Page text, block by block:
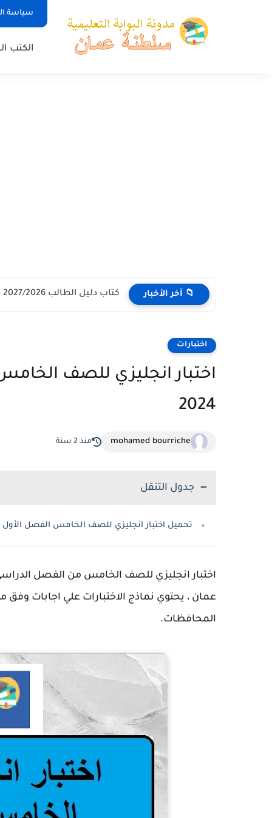
سياسة
الكتب
📁 آخر الأخبار كتاب دليل الطالب 2027/2026 - مركز القبول الموحد وزارة التعليم...
اختبارات
2024
mohamed bourriche منذ 2 سنة
جدول التنقل
تحميل اختبار انجليزي للصف الخامس الفصل الأول
عمان ، يحتوي نماذج الاختبارات علي اجابات وفق
المحافظات.